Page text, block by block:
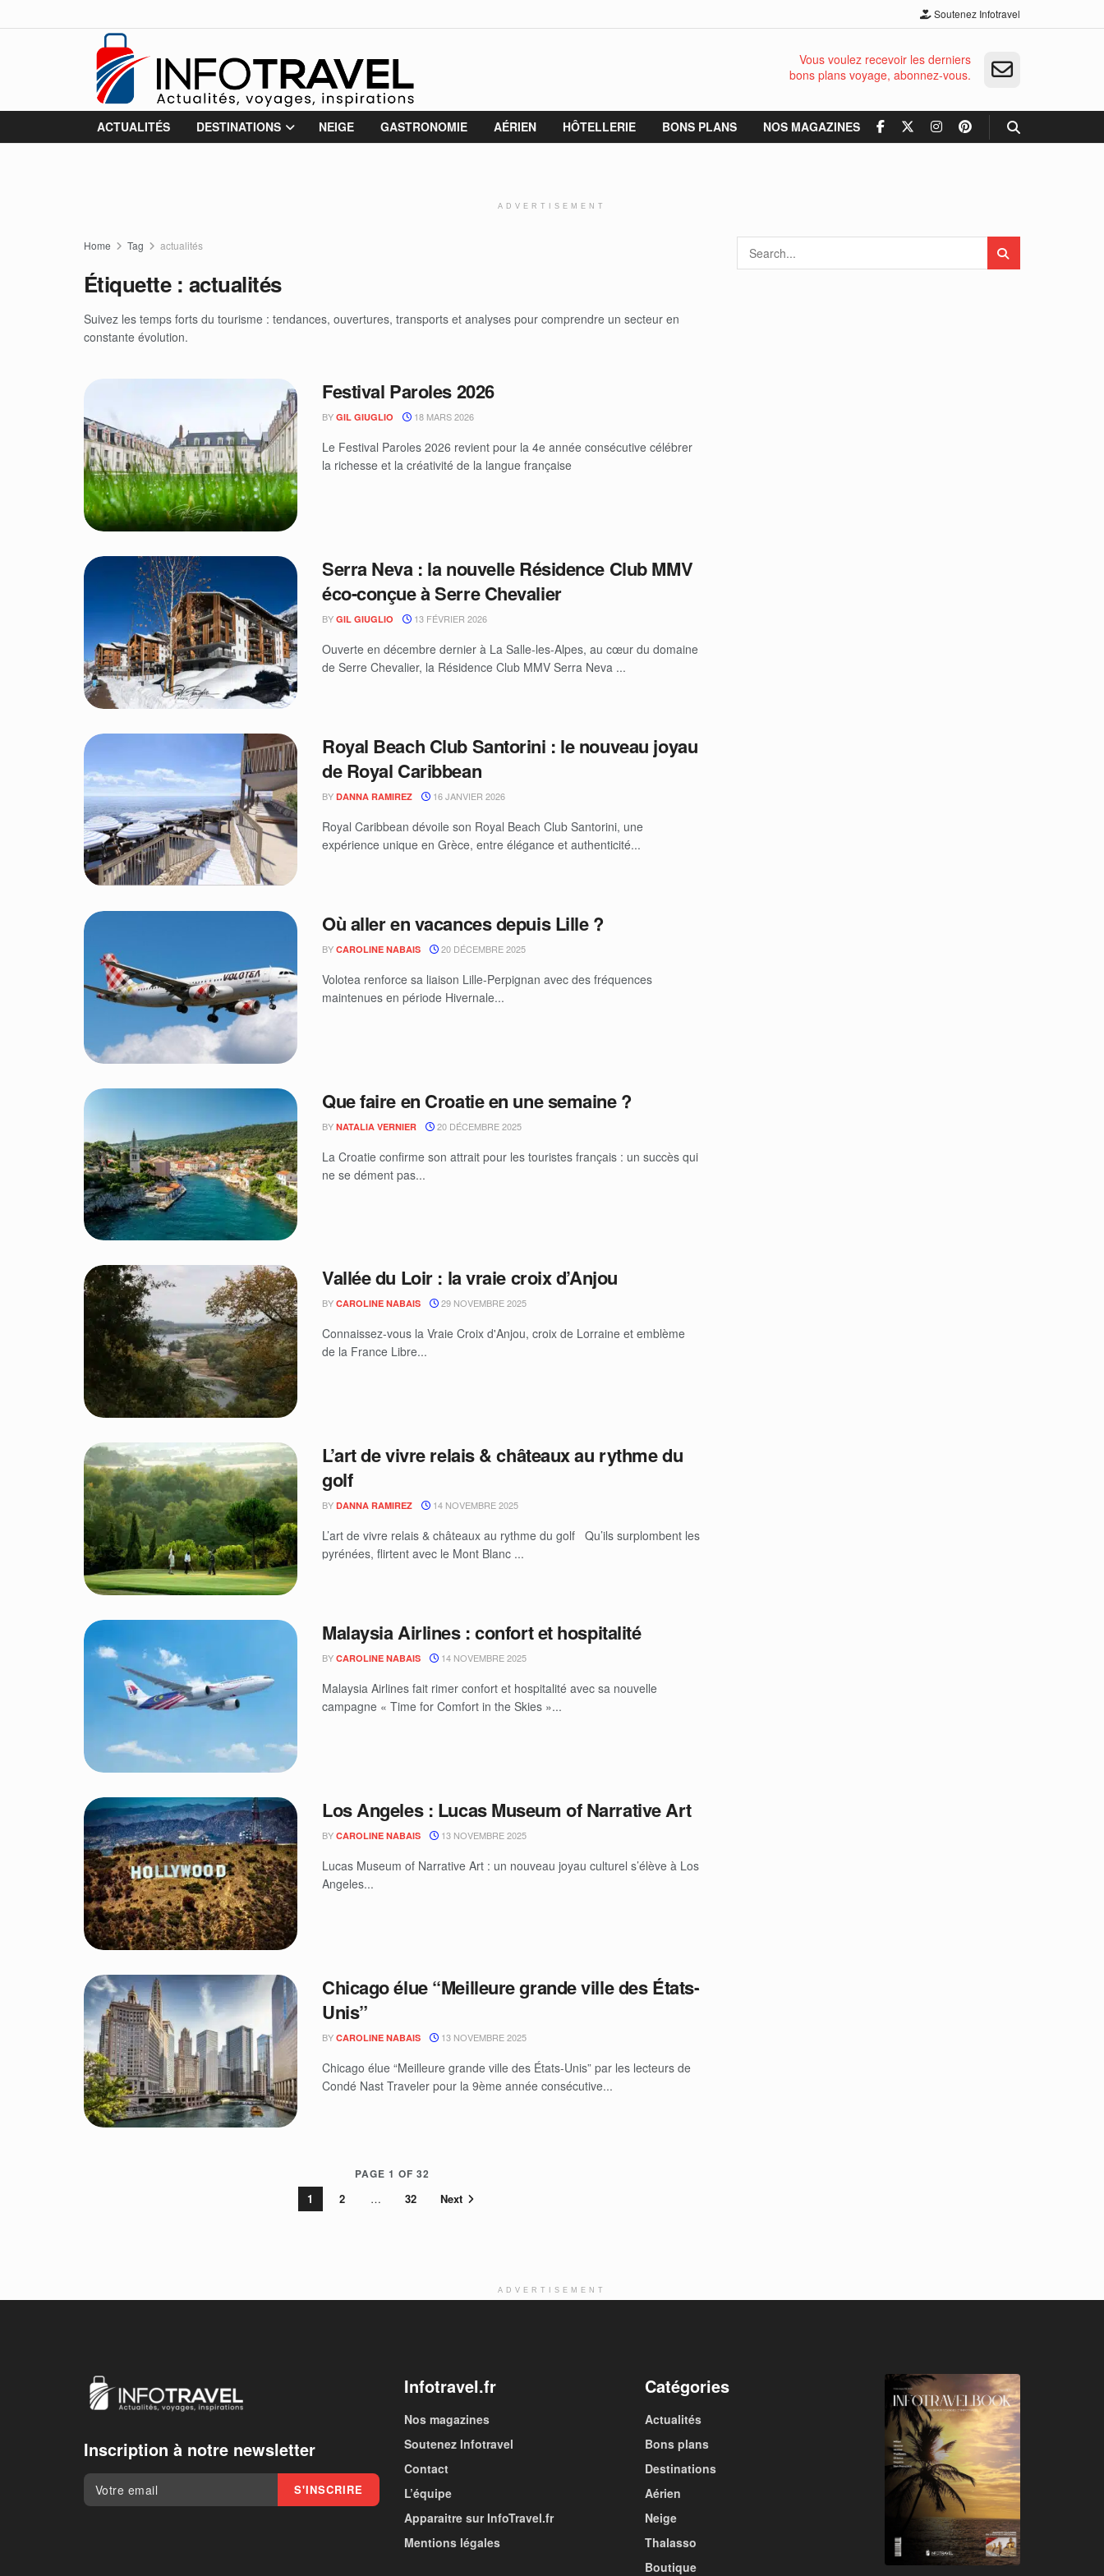
Soutenez Infotravel
Vous voulez recevoir les derniers
bons plans voyage, abonnez-vous.
ACTUALITÉS DESTINATIONS NEIGE GASTRONOMIE AÉRIEN HÔTELLERIE BONS PLANS NOS MAGAZINES
ADVERTISEMENT
Home Tag actualités
Étiquette : actualités
Suivez les temps forts du tourisme : tendances, ouvertures, transports et analyses pour comprendre un secteur en
constante évolution.
Festival Paroles 2026
BY GIL GIUGLIO 18 MARS 2026
Le Festival Paroles 2026 revient pour la 4e année consécutive célébrer
la richesse et la créativité de la langue française
Serra Neva : la nouvelle Résidence Club MMV
éco-conçue à Serre Chevalier
BY GIL GIUGLIO 13 FÉVRIER 2026
Ouverte en décembre dernier à La Salle-les-Alpes, au cœur du domaine
de Serre Chevalier, la Résidence Club MMV Serra Neva ...
Royal Beach Club Santorini : le nouveau joyau
de Royal Caribbean
BY DANNA RAMIREZ 16 JANVIER 2026
Royal Caribbean dévoile son Royal Beach Club Santorini, une
expérience unique en Grèce, entre élégance et authenticité...
Où aller en vacances depuis Lille ?
BY CAROLINE NABAIS 20 DÉCEMBRE 2025
Volotea renforce sa liaison Lille-Perpignan avec des fréquences
maintenues en période Hivernale...
Que faire en Croatie en une semaine ?
BY NATALIA VERNIER 20 DÉCEMBRE 2025
La Croatie confirme son attrait pour les touristes français : un succès qui
ne se dément pas...
Vallée du Loir : la vraie croix d’Anjou
BY CAROLINE NABAIS 29 NOVEMBRE 2025
Connaissez-vous la Vraie Croix d'Anjou, croix de Lorraine et emblème
de la France Libre...
L’art de vivre relais & châteaux au rythme du
golf
BY DANNA RAMIREZ 14 NOVEMBRE 2025
L’art de vivre relais & châteaux au rythme du golf Qu’ils surplombent les
pyrénées, flirtent avec le Mont Blanc ...
Malaysia Airlines : confort et hospitalité
BY CAROLINE NABAIS 14 NOVEMBRE 2025
Malaysia Airlines fait rimer confort et hospitalité avec sa nouvelle
campagne « Time for Comfort in the Skies »...
Los Angeles : Lucas Museum of Narrative Art
BY CAROLINE NABAIS 13 NOVEMBRE 2025
Lucas Museum of Narrative Art : un nouveau joyau culturel s’élève à Los
Angeles...
Chicago élue “Meilleure grande ville des États-
Unis”
BY CAROLINE NABAIS 13 NOVEMBRE 2025
Chicago élue “Meilleure grande ville des États-Unis” par les lecteurs de
Condé Nast Traveler pour la 9ème année consécutive...
PAGE 1 OF 32
1 2 … 32 Next
ADVERTISEMENT
Inscription à notre newsletter
Infotravel.fr
Nos magazines
Soutenez Infotravel
Contact
L’équipe
Apparaitre sur InfoTravel.fr
Mentions légales
Catégories
Actualités
Bons plans
Destinations
Aérien
Neige
Thalasso
Boutique